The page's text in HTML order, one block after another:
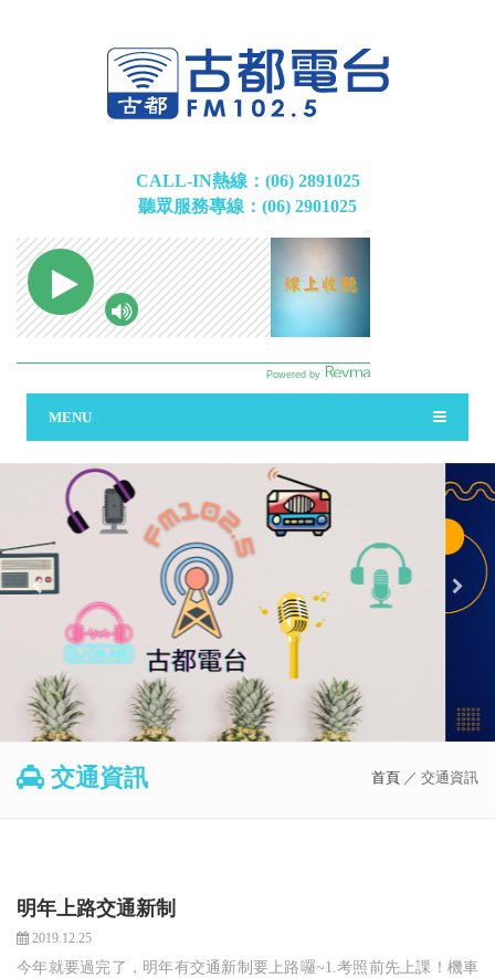
CALL-IN熱線：(06) 2891025
聽眾服務專線：(06) 2901025
MENU
交通資訊 首頁 ／ 交通資訊
明年上路交通新制
2019.12.25
今年就要過完了，明年有交通新制要上路囉~1.考照前先上課！機車